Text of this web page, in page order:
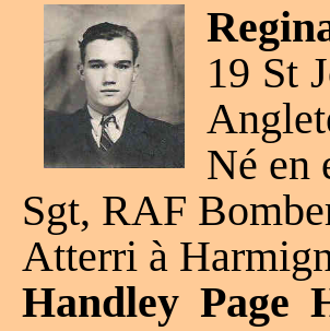
19 St
Né en
Sgt, RAF
Atterri à
Handley Page